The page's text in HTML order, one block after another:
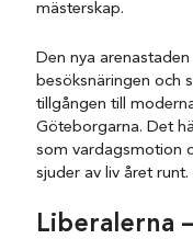
mästerskap.
Den nya
besöksnäringen och
tillgången till
Göteborgarna. Det
som vardagsmotion
sjuder av liv året runt.
Liberalerna